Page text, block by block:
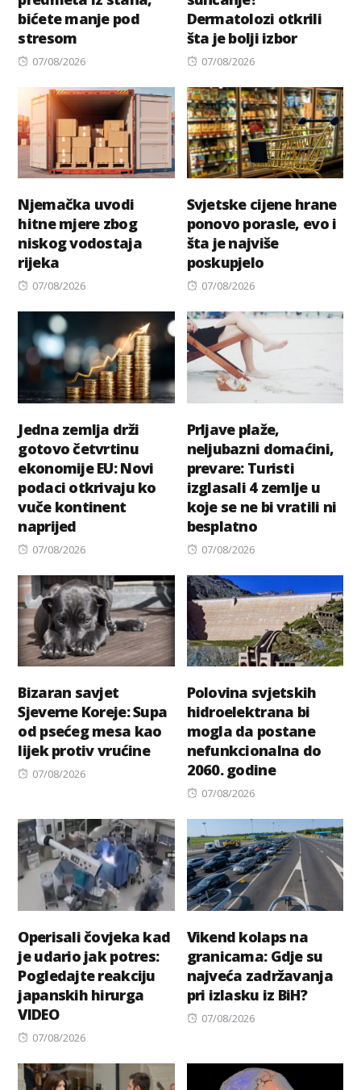
bićete manje pod
stresom
Posted
07/08/2026
Dermatolozi otkrili
šta je bolji izbor
Posted
07/08/2026
Njemačka uvodi
hitne mjere zbog
niskog vodostaja
rijeka
Posted
07/08/2026
Svjetske cijene hrane
ponovo porasle, evo i
šta je najviše
poskupjelo
Posted
07/08/2026
Jedna zemlja drži
gotovo četvrtinu
ekonomije EU: Novi
podaci otkrivaju ko
vuče kontinent
naprijed
Posted
07/08/2026
Prljave plaže,
neljubazni domaćini,
prevare: Turisti
izglasali 4 zemlje u
koje se ne bi vratili ni
besplatno
Posted
07/08/2026
Bizaran savjet
Sjeverne Koreje: Supa
od psećeg mesa kao
lijek protiv vrućine
Posted
07/08/2026
Polovina svjetskih
hidroelektrana bi
mogla da postane
nefunkcionalna do
2060. godine
Posted
07/08/2026
Operisali čovjeka kad
je udario jak potres:
Pogledajte reakciju
japanskih hirurga
VIDEO
Posted
07/08/2026
Vikend kolaps na
granicama: Gdje su
najveća zadržavanja
pri izlasku iz BiH?
Posted
07/08/2026